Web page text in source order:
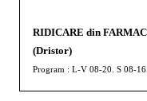
RIDICARE din
(Dristor)
Program : L-V 08-20. S 08-